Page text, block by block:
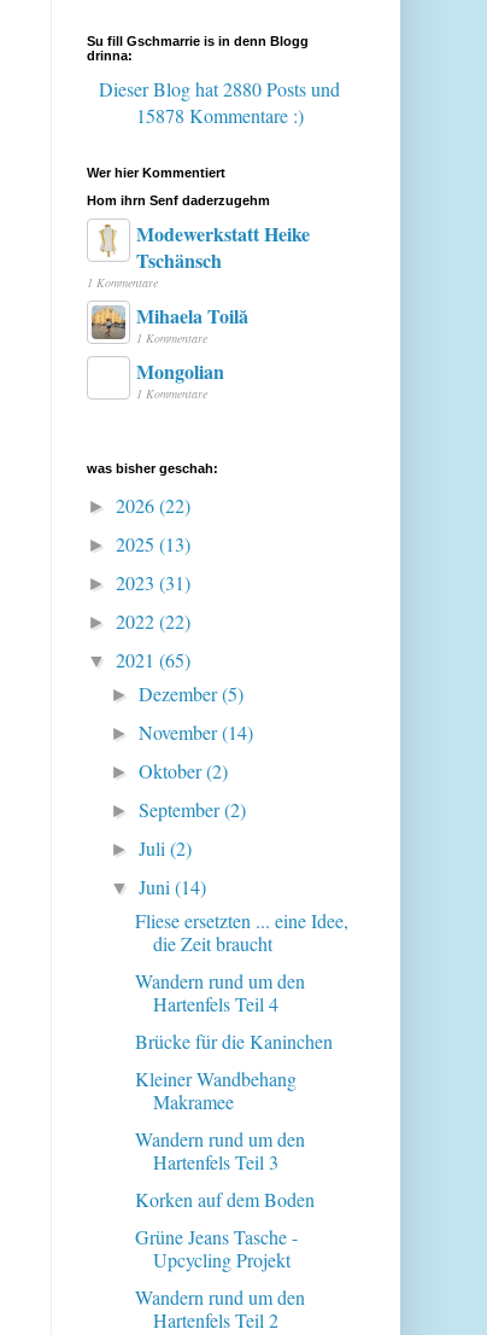
Su fill Gschmarrie is in denn Blogg
drinna:
Dieser Blog hat 2880 Postsund
15878 Kommentare :)
Wer hier Kommentiert
Hom ihrn Senf daderzugehm
Modewerkstatt Heike
Tschänsch
1 Kommentare
Mihaela Toilă
1 Kommentare
Mongolian
1 Kommentare
was bisher geschah:
► 2026(22)
► 2025 (13)
► 2023 (31)
► 2022(22)
▼ 2021 (65)
►Dezember(5)
►November(14)
►Oktober(2)
►September(2)
►Juli(2)
▼Juni(14)
Fliese ersetzten ... eine Idee,
die Zeit braucht
Wandern rund um den
Hartenfels Teil 4
Brücke für die Kaninchen
Kleiner Wandbehang
Makramee
Wandern rund um den
Hartenfels Teil 3
Korken auf dem Boden
Grüne Jeans Tasche -
Upcycling Projekt
Wandern rund um den
Hartenfels Teil 2